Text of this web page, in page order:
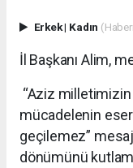
Erkek| Kadın
İl Başkanı Alim,
“Aziz milletimizin
mücadelenin
geçilemez”
dönümünü